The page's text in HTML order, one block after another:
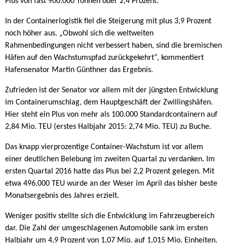
In der Containerlogistik fiel die Steigerung mit plus 3,9 Prozent
noch höher aus. „Obwohl sich die weltweiten
Rahmenbedingungen nicht verbessert haben, sind die bremischen
Häfen auf den Wachstumspfad zurückgekehrt“, kommentiert
Hafensenator Martin Günthner das Ergebnis.
Zufrieden ist der Senator vor allem mit der jüngsten Entwicklung
im Containerumschlag, dem Hauptgeschäft der Zwillingshäfen.
Hier steht ein Plus von mehr als 100.000 Standardcontainern auf
2,84 Mio. TEU (erstes Halbjahr 2015: 2,74 Mio. TEU) zu Buche.
Das knapp vierprozentige Container-Wachstum ist vor allem
einer deutlichen Belebung im zweiten Quartal zu verdanken. Im
ersten Quartal 2016 hatte das Plus bei 2,2 Prozent gelegen. Mit
etwa 496.000 TEU wurde an der Weser im April das bisher beste
Monatsergebnis des Jahres erzielt.
Weniger positiv stellte sich die Entwicklung im Fahrzeugbereich
dar. Die Zahl der umgeschlagenen Automobile sank im ersten
Halbjahr um 4,9 Prozent von 1,07 Mio. auf 1,015 Mio. Einheiten.